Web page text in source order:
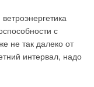
с
не так далеко от
интервал, надо